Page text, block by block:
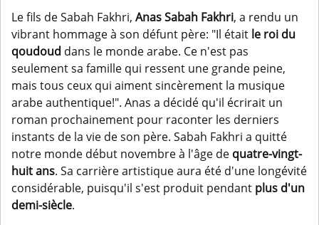
Le fils de Sabah Fakhri, Anas Sabah Fakhri, a rendu un
vibrant hommage à son défunt père: "Il était le roi du
qoudoud dans le monde arabe. Ce n'est pas
seulement sa famille qui ressent une grande peine,
mais tous ceux qui aiment sincèrement la musique
arabe authentique!". Anas a décidé qu'il écrirait un
roman prochainement pour raconter les derniers
instants de la vie de son père. Sabah Fakhri a quitté
notre monde début novembre à l'âge de quatre-vingt-
huit ans. Sa carrière artistique aura été d'une longévité
considérable, puisqu'il s'est produit pendant plus d'un
demi-siècle.